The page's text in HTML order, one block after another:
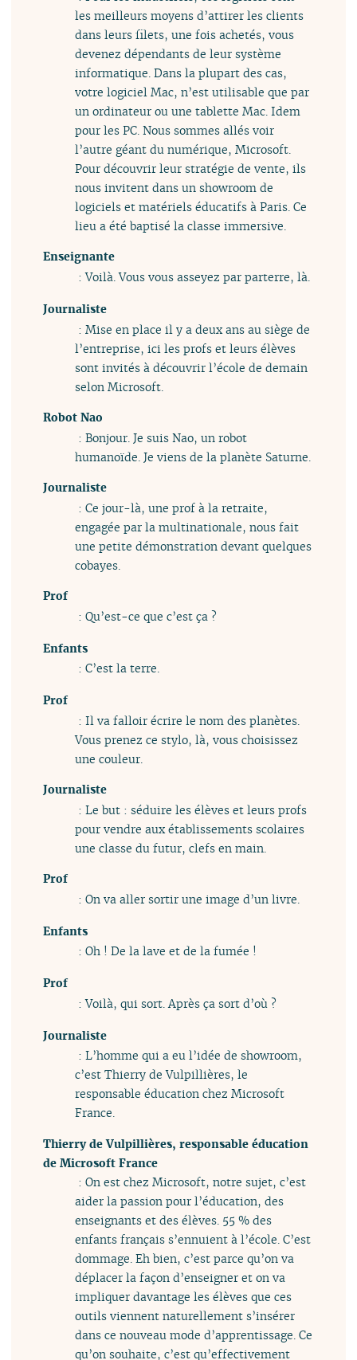
les meilleurs moyens d’attirer les clients
dans leurs filets, une fois achetés, vous
devenez dépendants de leur système
informatique. Dans la plupart des cas,
votre logiciel Mac, n’est utilisable que par
un ordinateur ou une tablette Mac. Idem
pour les PC. Nous sommes allés voir
l’autre géant du numérique, Microsoft.
Pour découvrir leur stratégie de vente, ils
nous invitent dans un showroom de
logiciels et matériels éducatifs à Paris. Ce
lieu a été baptisé la classe immersive.
Enseignante
: Voilà. Vous vous asseyez par parterre, là.
Journaliste
: Mise en place il y a deux ans au siège de
l’entreprise, ici les profs et leurs élèves
sont invités à découvrir l’école de demain
selon Microsoft.
Robot Nao
: Bonjour. Je suis Nao, un robot
humanoïde. Je viens de la planète Saturne.
Journaliste
: Ce jour-là, une prof à la retraite,
engagée par la multinationale, nous fait
une petite démonstration devant quelques
cobayes.
Prof
: Qu’est-ce que c’est ça ?
Enfants
: C’est la terre.
Prof
: Il va falloir écrire le nom des planètes.
Vous prenez ce stylo, là, vous choisissez
une couleur.
Journaliste
: Le but : séduire les élèves et leurs profs
pour vendre aux établissements scolaires
une classe du futur, clefs en main.
Prof
: On va aller sortir une image d’un livre.
Enfants
: Oh ! De la lave et de la fumée !
Prof
: Voilà, qui sort. Après ça sort d’où ?
Journaliste
: L’homme qui a eu l’idée de showroom,
c’est Thierry de Vulpillières, le
responsable éducation chez Microsoft
France.
Thierry de Vulpillières, responsable éducation
de Microsoft France
: On est chez Microsoft, notre sujet, c’est
aider la passion pour l’éducation, des
enseignants et des élèves. 55 % des
enfants français s’ennuient à l’école. C’est
dommage. Eh bien, c’est parce qu’on va
déplacer la façon d’enseigner et on va
impliquer davantage les élèves que ces
outils viennent naturellement s’insérer
dans ce nouveau mode d’apprentissage. Ce
qu’on souhaite, c’est qu’effectivement